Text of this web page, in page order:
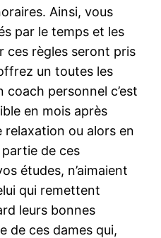
Ainsi, vous
par le temps et les
ces règles seront pris
un toutes les
coach personnel c’est
en mois après
ou alors en
de ces
études, n’aimaient
qui remettent
leurs bonnes
de ces dames qui,